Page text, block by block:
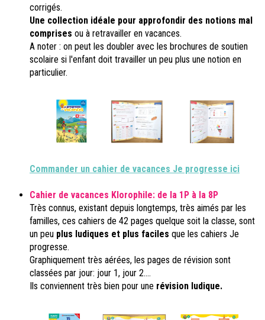
corrigés.
Une collection idéale pour approfondir des notions mal
comprises ou à retravailler en vacances.
A noter : on peut les doubler avec les brochures de soutien
scolaire si l'enfant doit travailler un peu plus une notion en
particulier.
Commander un cahier de vacances Je progresse ici
Cahier de vacances Klorophile: de la 1P à la 8P
Très connus, existant depuis longtemps, très aimés par les
familles, ces cahiers de 42 pages quelque soit la classe, sont
un peu plus ludiques et plus faciles que les cahiers Je
progresse.
Graphiquement très aérées, les pages de révision sont
classées par jour: jour 1, jour 2....
Ils conviennent très bien pour une révision ludique.